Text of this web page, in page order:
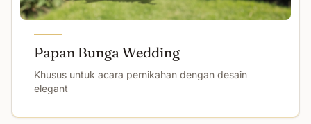
Papan Bunga Wedding
Khusus untuk acara pernikahan dengan desain
elegant